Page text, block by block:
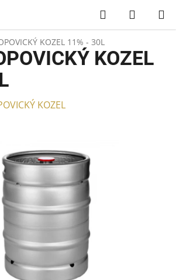
Hledat
KOŠÍK
KOZEL 11% - 30L
KOZEL
KOZEL